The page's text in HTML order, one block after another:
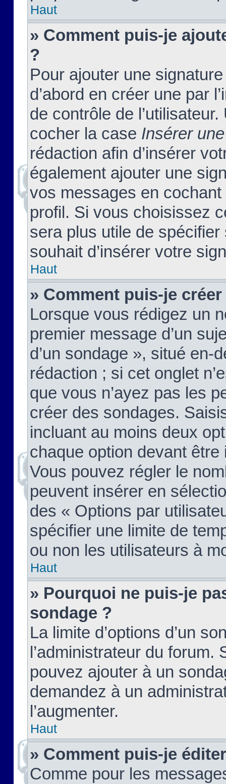
Haut
» Comment puis-je
?
Pour ajouter une
d’abord en créer une par
de contrôle de
cocher la case Insérer
rédaction afin d’insérer
également ajouter une
vos messages en
profil. Si vous choisissez
sera plus utile de
souhait d’insérer votre
Haut
» Comment puis-je
Lorsque vous rédigez un
premier message d’un
d’un sondage », situé en-
rédaction ; si cet onglet
que vous n’ayez pas les
créer des sondages.
incluant au moins deux
chaque option devant
Vous pouvez régler le
peuvent insérer en
des « Options par
spécifier une limite de
ou non les utilisateurs à
Haut
» Pourquoi ne puis-je
sondage ?
La limite d’options d’un
l’administrateur du forum.
pouvez ajouter à un
demandez à un
l’augmenter.
Haut
» Comment puis-je
Comme pour les